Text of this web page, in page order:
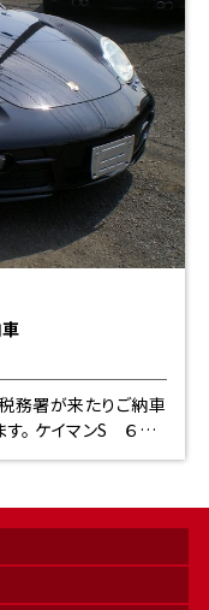
務署が来たりご納車
０年前期最終、入庫